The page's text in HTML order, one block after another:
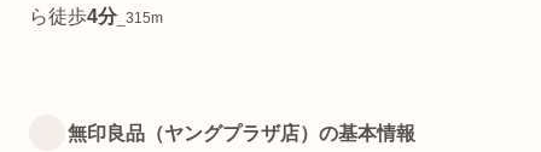
ら徒歩4分_315m
無印良品（ヤングプラザ店）の基本情報